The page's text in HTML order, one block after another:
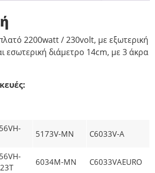
2200watt / 230volt, με εξωτερική
εσωτερική διάμετρο 14cm, με 3 άκρα
5173V-MN C6033V-A
6034M-MN C6033VAEURO